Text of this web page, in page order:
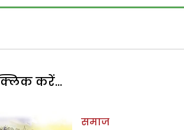
करें...
समाज